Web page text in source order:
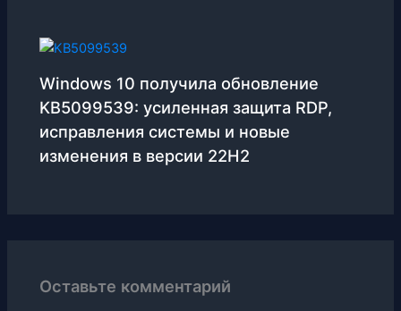
Windows 10 получила обновление
KB5099539: усиленная защита RDP,
исправления системы и новые
изменения в версии 22H2
Оставьте комментарий